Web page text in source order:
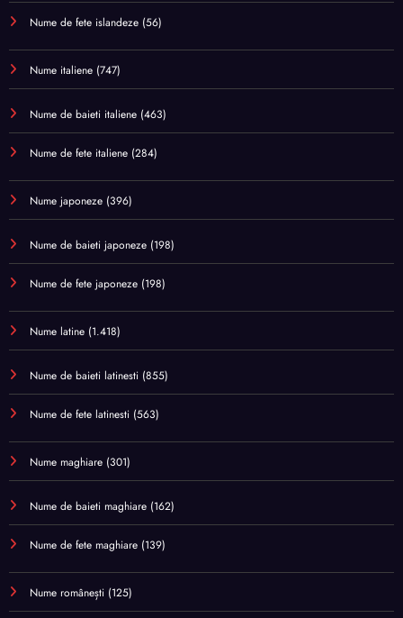
Nume de fete islandeze (56)
Nume italiene (747)
Nume de baieti italiene (463)
Nume de fete italiene (284)
Nume japoneze (396)
Nume de baieti japoneze (198)
Nume de fete japoneze (198)
Nume latine (1.418)
Nume de baieti latinesti (855)
Nume de fete latinesti (563)
Nume maghiare (301)
Nume de baieti maghiare (162)
Nume de fete maghiare (139)
Nume românești (125)